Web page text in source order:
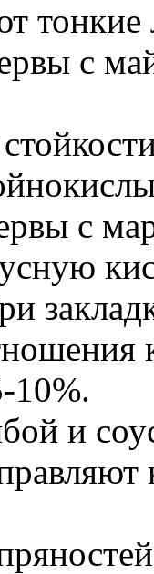
с
с
10%.
и